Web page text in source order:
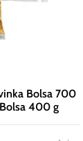
Bolsa 700
400 g